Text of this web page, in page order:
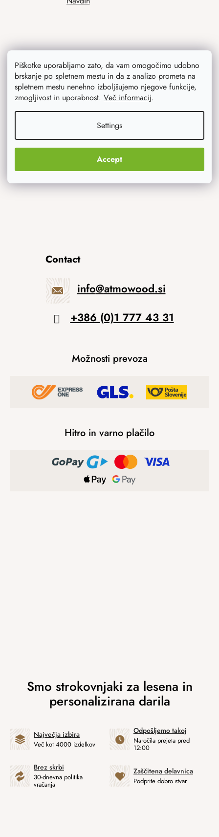
Piškotke uporabljamo zato, da vam omogočimo udobno
brskanje po spletnem mestu in da z analizo prometa na
spletnem mestu nenehno izboljšujemo njegove funkcije,
zmogljivost in uporabnost. Več informacij.
Settings
Accept
Kaj vas najbolj zanima
Izvirna darila
Contact
info@atmowood.si
+386 (0)1 777 43 31
Možnosti prevoza
Hitro in varno plačilo
Največja izbira
Več kot 4000 izdelkov
Odpošljemo takoj
Naročila prejeta pred
12:00
Brez skrbi
30-dnevna politika
vračanja
Zaščitena delavnica
Podprite dobro stvar